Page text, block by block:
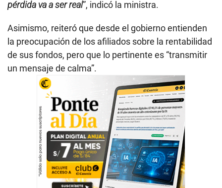
pérdida va a ser real”, indicó la ministra.
Asimismo, reiteró que desde el gobierno entienden
la preocupación de los afiliados sobre la rentabilidad
de sus fondos, pero que lo pertinente es “transmitir
un mensaje de calma”.